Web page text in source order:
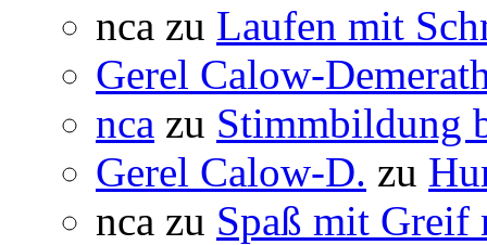
nca zu Laufen mit
Gerel Calow-
nca zu Stimmbildung
Gerel Calow-D. zu
nca zu Spaß mit Greif